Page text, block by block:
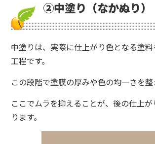
②中塗り（なかぬり）
中塗りは、実際に仕上がり色となる塗
工程です。
この段階で塗膜の厚みや色の均一さを整
ここでムラを抑えることが、後の仕上
ります。